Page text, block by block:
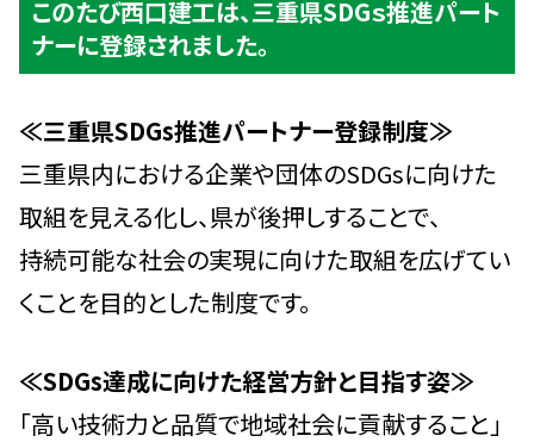
このたび西口建工は、三重県SDGｓ推進パート
ナーに登録されました。
≪三重県SDGs推進パートナー登録制度≫
三重県内における企業や団体のSDGsに向けた
取組を見える化し、県が後押しすることで、
持続可能な社会の実現に向けた取組を広げてい
くことを目的とした制度です。
≪SDGs達成に向けた経営方針と目指す姿≫
「高い技術力と品質で地域社会に貢献すること」